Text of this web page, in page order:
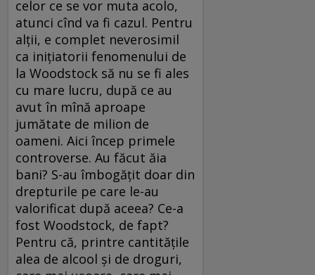
celor ce se vor muta acolo,
atunci cînd va fi cazul. Pentru
alții, e complet neverosimil
ca inițiatorii fenomenului de
la Woodstock să nu se fi ales
cu mare lucru, după ce au
avut în mînă aproape
jumătate de milion de
oameni. Aici încep primele
controverse. Au făcut ăia
bani? S-au îmbogățit doar din
drepturile pe care le-au
valorificat după aceea? Ce-a
fost Woodstock, de fapt?
Pentru că, printre cantitățile
alea de alcool și de droguri,